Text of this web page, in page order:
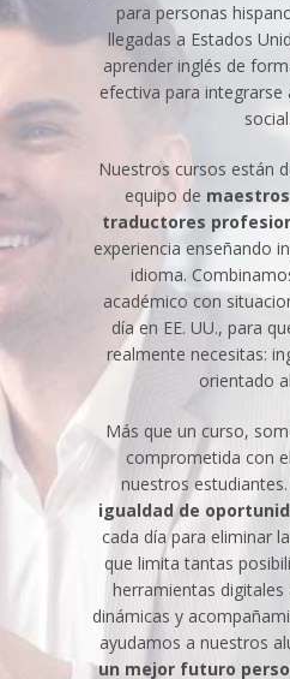
para personas
llegadas a Estados
aprender inglés de
efectiva para
social.
Nuestros cursos están
equipo de
traductores
experiencia enseñando
idioma.
académico con
día en EE. UU., para
realmente necesitas:
orientado
Más que un curso,
comprometida con
nuestros estudiantes.
igualdad de
cada día para eliminar
que limita tantas
herramientas digitales
dinámicas y
ayudamos a nuestros
un mejor futuro